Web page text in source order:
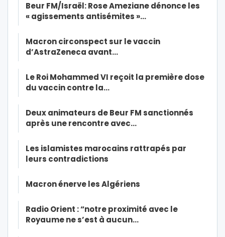
Beur FM/Israël: Rose Ameziane dénonce les
« agissements antisémites »…
Macron circonspect sur le vaccin
d’AstraZeneca avant…
Le Roi Mohammed VI reçoit la première dose
du vaccin contre la…
Deux animateurs de Beur FM sanctionnés
après une rencontre avec…
Les islamistes marocains rattrapés par
leurs contradictions
Macron énerve les Algériens
Radio Orient : “notre proximité avec le
Royaume ne s’est à aucun…